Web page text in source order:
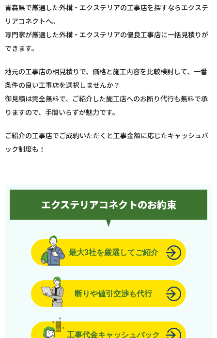
青森県で厳選した外構・エクステリアの工事店を探すならエクステ
リアコネクトへ。
専門家が厳選した外構・エクステリアの優良工事店に一括見積りが
できます。
地元の工事店の相見積りで、価格と施工内容を比較検討して、一番
条件の良い工事店を選択しませんか？
御見積は完全無料で、ご紹介した施工店へのお断り代行も無料で承
りますので、手間いらずが魅力です。
ご紹介の工事店でご成約いただくと工事金額に応じたキャッシュバ
ック制度も！
エクステリアコネクトのお約束
最大3社を厳選してご紹介
断りや値引交渉も代行
工事代金キャッシュバック